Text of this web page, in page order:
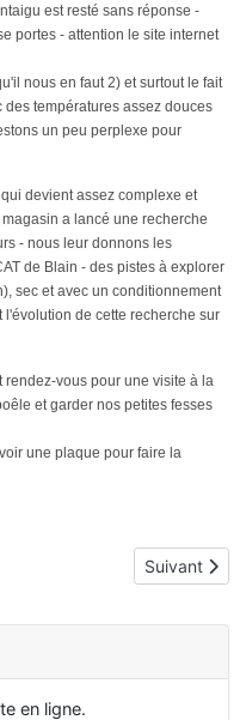
est resté sans réponse -
portes - attention le site internet
nous en faut 2) et surtout le fait
températures assez douces
un peu perplexe pour
devient assez complexe et
a lancé une recherche
- nous leur donnons les
de Blain - des pistes à explorer
sec et avec un conditionnement
l'évolution de cette recherche sur
vous pour une visite à la
et garder nos petites fesses
une plaque pour faire la
pour le bois Article
Suivant
en ligne.